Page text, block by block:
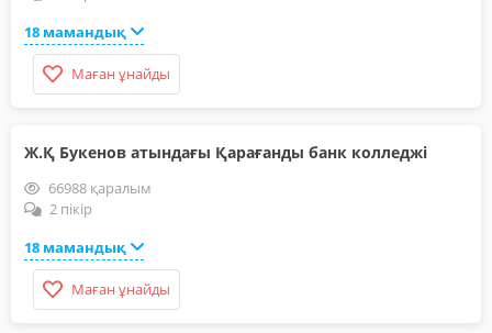
18 мамандық
Маған ұнайды
Ж.Қ Букенов атындағы Қарағанды банк колледжі
66988 қаралым
2 пікір
18 мамандық
Маған ұнайды